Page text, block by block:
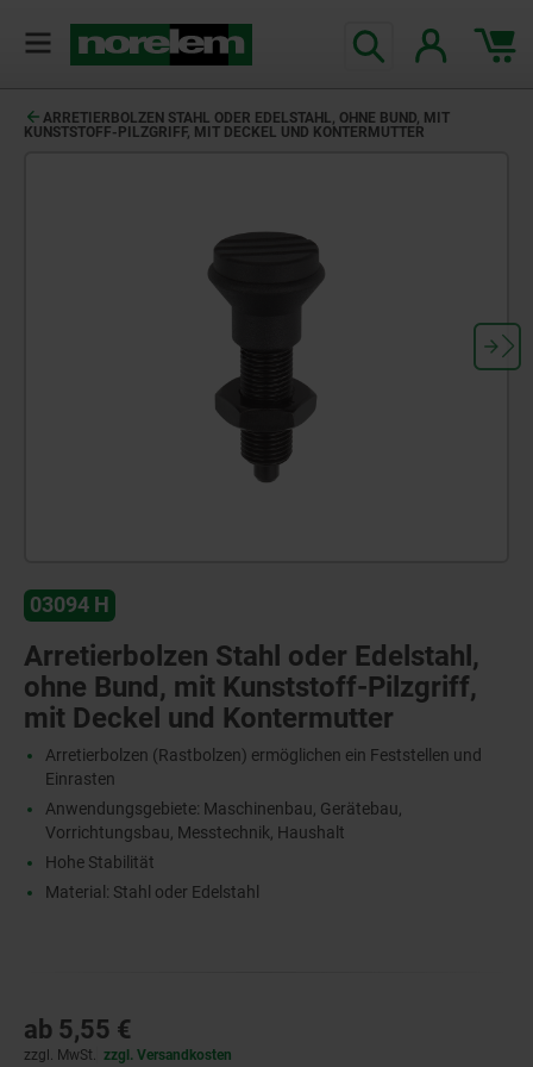
ARRETIERBOLZEN STAHL ODER EDELSTAHL, OHNE BUND, MIT
KUNSTSTOFF-PILZGRIFF, MIT DECKEL UND KONTERMUTTER
03094 H
Arretierbolzen Stahl oder Edelstahl,
ohne Bund, mit Kunststoff-Pilzgriff,
mit Deckel und Kontermutter
Arretierbolzen (Rastbolzen) ermöglichen ein Feststellen und
Einrasten
Anwendungsgebiete: Maschinenbau, Gerätebau,
Vorrichtungsbau, Messtechnik, Haushalt
Hohe Stabilität
Material: Stahl oder Edelstahl
ab 5,55 €
zzgl. MwSt. zzgl. Versandkosten